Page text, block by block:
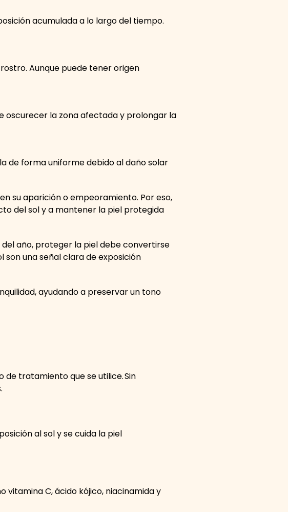
acumulada a lo largo del tiempo.
Aunque puede tener origen
oscurecer la zona afectada y prolongar la
de forma uniforme debido al daño solar
su aparición o empeoramiento. Por eso,
del sol y a mantener la piel protegida
año, proteger la piel debe convertirse
son una señal clara de exposición
ayudando a preservar un tono
de tratamiento que se utilice. Sin
al sol y se cuida la piel
C, ácido kójico, niacinamida y